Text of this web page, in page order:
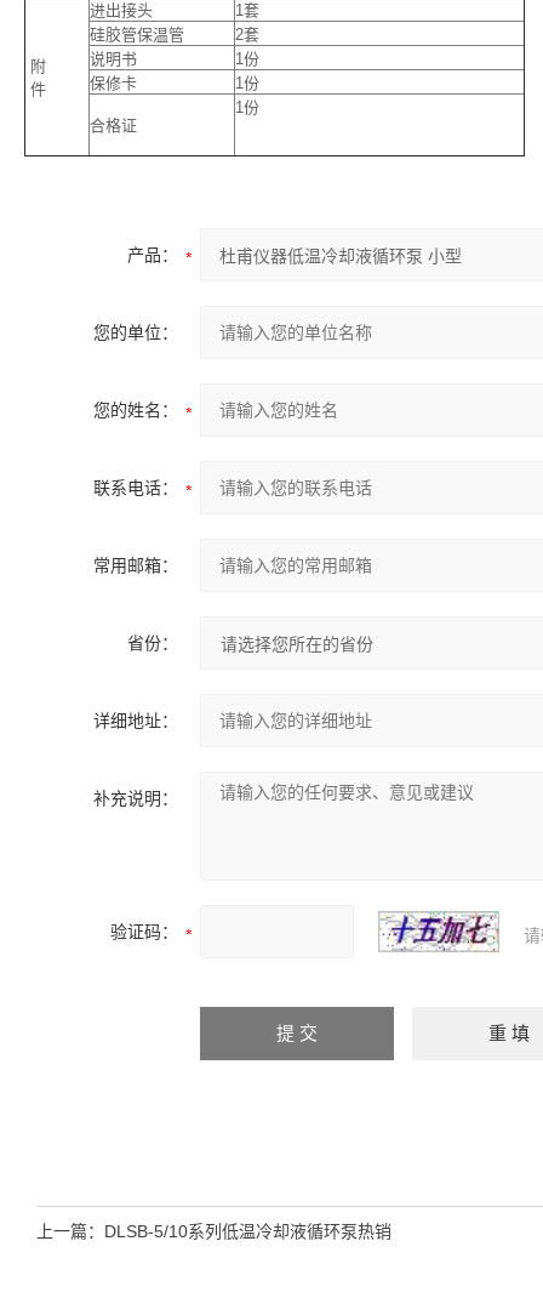
附
件
进出接头
1套
硅胶管保温管
2套
说明书
1份
保修卡
1份
合格证
1份
产品：
您的单位：
您的姓名：
联系电话：
常用邮箱：
省份：
详细地址：
补充说明：
验证码：
上一篇： DLSB-5/10系列低温冷却液循环泵热销